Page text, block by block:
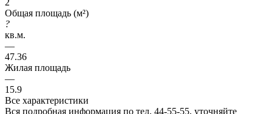
Общая площадь (м²)
?
кв.м.
—
47.36
Жилая площадь
—
15.9
Все характеристики
Вся подробная информация по тел. 44-55-55, уточняйте